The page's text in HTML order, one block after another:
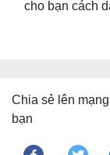
cho bạn cách
Chia sẻ lên
bạn